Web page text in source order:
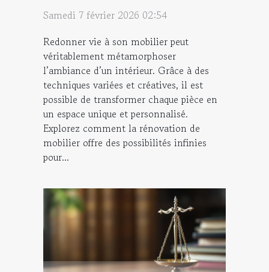
Samedi 7 février 2026 02:54
Redonner vie à son mobilier peut
véritablement métamorphoser
l’ambiance d’un intérieur. Grâce à des
techniques variées et créatives, il est
possible de transformer chaque pièce en
un espace unique et personnalisé.
Explorez comment la rénovation de
mobilier offre des possibilités infinies
pour...